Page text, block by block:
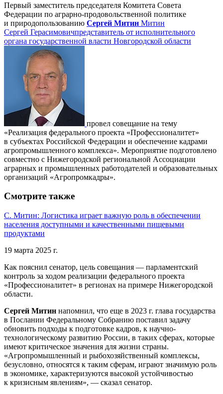
Первый заместитель председателя Комитета Совета
Федерации по аграрно-продовольственной политике
и природопользованию Сергей Митин Митин
Сергей Герасимовичпредставитель от исполнительного
органа государственной власти Новгородской области
провел совещание на тему
«Реализация федерального проекта «Профессионалитет»
в субъектах Российской Федерации и обеспечение кадрами
агропромышленного комплекса». Мероприятие подготовлено
совместно с Нижегородской региональной Ассоциации
аграрных и промышленных работодателей и образовательных
организаций «Агропромкадры».
Смотрите также
С. Митин: Логистика играет важную роль в обеспечении
населения доступными и качественными пищевыми
продуктами
19 марта 2025 г.
Как пояснил сенатор, цель совещания — парламентский
контроль за ходом реализации федерального проекта
«Профессионалитет» в регионах на примере Нижегородской
области.
Сергей Митин напомнил, что еще в 2023 г. глава государства
в Послании Федеральному Собранию поставил задачу
обновить подходы к подготовке кадров, к научно-
технологическому развитию России, в таких сферах, которые
имеют критическое значения для жизни страны.
«Агропромышленный и рыбохозяйственный комплексы,
безусловно, относятся к таким сферам, играют значимую роль
в экономике, характеризуются высокой устойчивостью
к кризисным явлениям», — сказал сенатор.